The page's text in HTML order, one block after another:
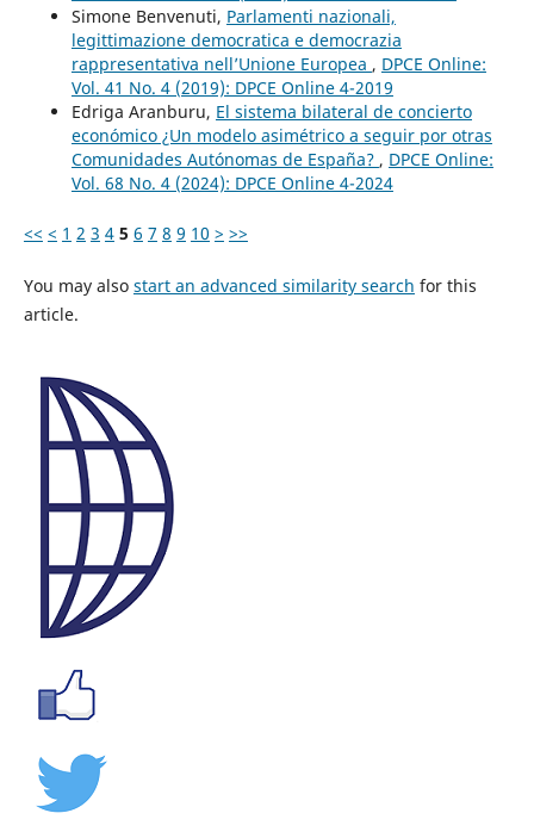
Simone Benvenuti, Parlamenti nazionali,
legittimazione democratica e democrazia
rappresentativa nell’Unione Europea , DPCE Online:
Vol. 41 No. 4 (2019): DPCE Online 4-2019
Edriga Aranburu, El sistema bilateral de concierto
económico ¿Un modelo asimétrico a seguir por otras
Comunidades Autónomas de España? , DPCE Online:
Vol. 68 No. 4 (2024): DPCE Online 4-2024
<< < 1 2 3 4 5 6 7 8 9 10 > >>
You may also start an advanced similarity search for this
article.